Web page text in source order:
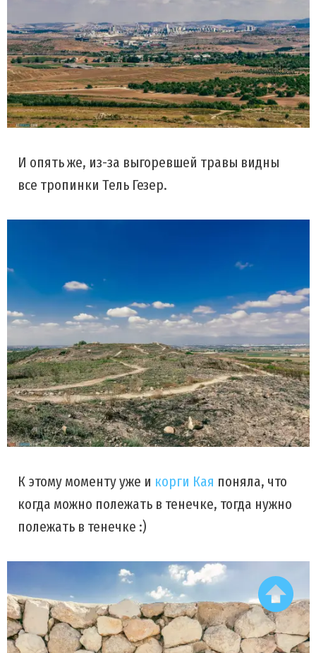
И опять же, из-за выгоревшей травы видны
все тропинки Тель Гезер.
К этому моменту уже и корги Кая поняла, что
когда можно полежать в тенечке, тогда нужно
полежать в тенечке :)